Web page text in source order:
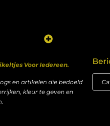
Voor Iedereen.
en artikelen die bedoeld
kleur te geven en